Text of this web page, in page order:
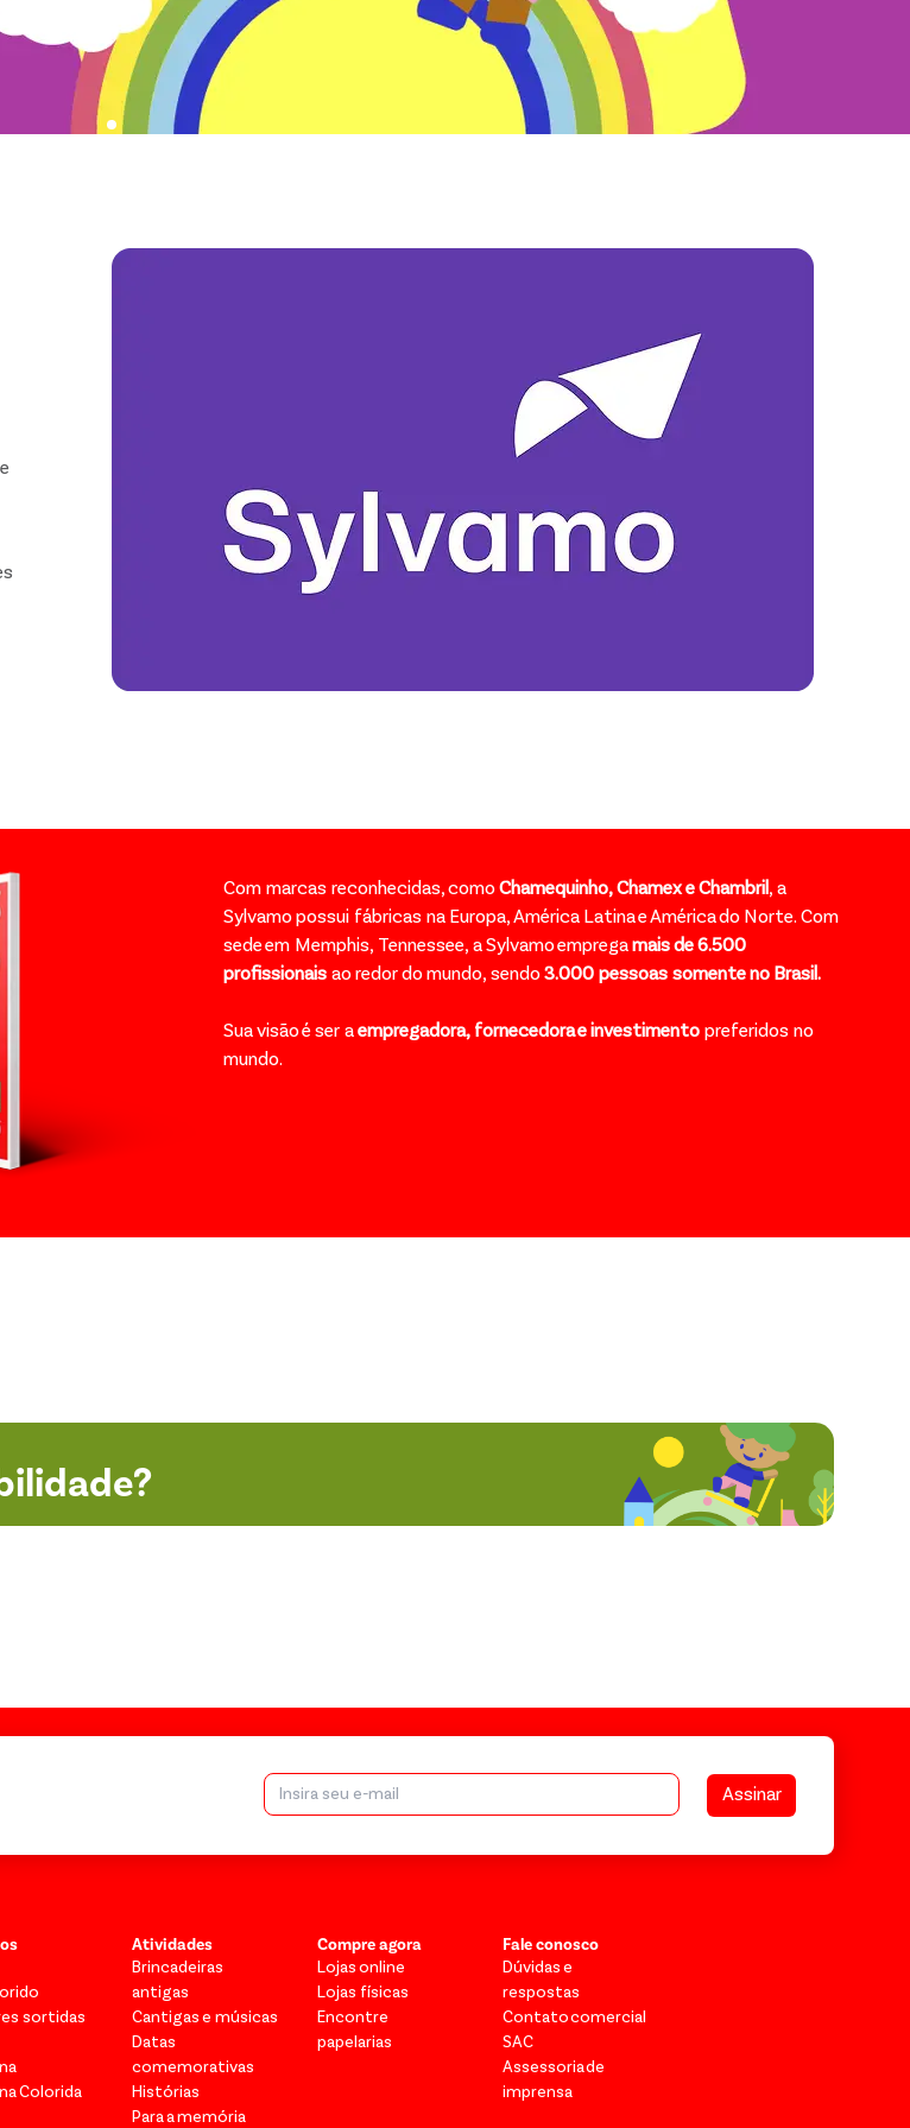
Com marcas reconhecidas, comoChamequinho, Chamex e Chambril, a
Sylvamo possui fábricas na Europa, América Latina e América do Norte. Com
sede em Memphis, Tennessee, a Sylvamo empregamais de 6.500
profissionaisao redor do mundo, sendo3.000 pessoas somente no Brasil.
Sua visão é ser aempregadora, fornecedora e investimentopreferidos no
mundo.
Assinar
sortidas
Colorida
Atividades
Brincadeiras
antigas
Cantigas e músicas
Datas
comemorativas
Histórias
Para a memória
Compre agora
Lojas online
Lojas físicas
Encontre
papelarias
Fale conosco
Dúvidas e
respostas
Contato comercial
SAC
Assessoria de
imprensa